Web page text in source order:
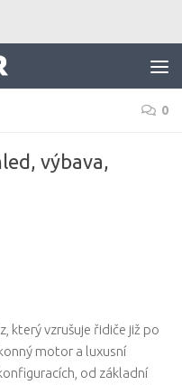
0
výbava,
který vzrušuje řidiče již po
motor a luxusní
od základní